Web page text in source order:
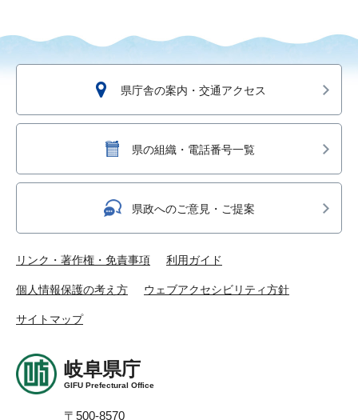
県庁舎の案内・交通アクセス
県の組織・電話番号一覧
県政へのご意見・ご提案
リンク・著作権・免責事項 利用ガイド
個人情報保護の考え方 ウェブアクセシビリティ方針
サイトマップ
岐阜県庁
GIFU Prefectural Office
〒500-8570